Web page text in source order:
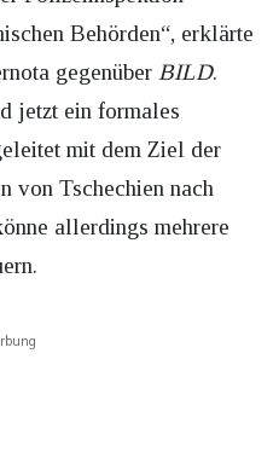
Behörden“, erklärte
gegenüber BILD.
jetzt ein formales
mit dem Ziel der
von Tschechien nach
allerdings mehrere